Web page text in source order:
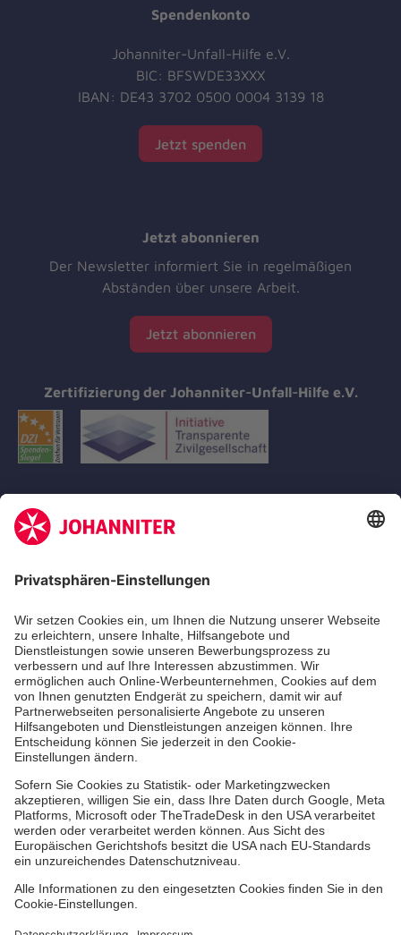
Spendenkonto
Johanniter-Unfall-Hilfe e.V.
BIC: BFSWDE33XXX
IBAN: DE43 3702 0500 0004 3139 18
Jetzt spenden
Jetzt abonnieren
Der Newsletter informiert Sie in regelmäßigen
Abständen über unsere Arbeit.
Jetzt abonnieren
Zertifizierung der Johanniter-Unfall-Hilfe e.V.
Erste-Hilfe-Kurse
Jobs
Ehrenamt
Freiwilligendienst
Johanniter-Jugend
Spendenprojekte
Kindertagesstätten
Einrichtungen